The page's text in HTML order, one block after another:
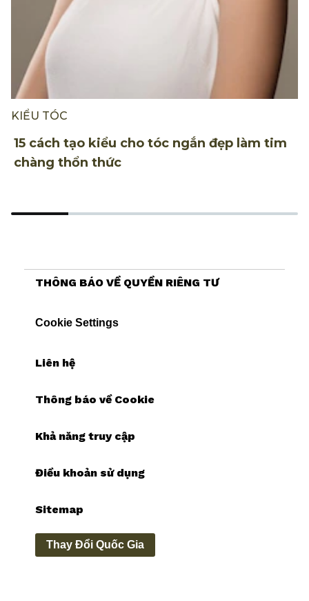
KIỂU TÓC
15 cách tạo kiểu cho tóc ngắn đẹp làm tim
chàng thổn thức
THÔNG BÁO VỀ QUYỀN RIÊNG TƯ
Cookie Settings
Liên hệ
Thông báo về Cookie
Khả năng truy cập
Điều khoản sử dụng
Sitemap
Thay Đổi Quốc Gia